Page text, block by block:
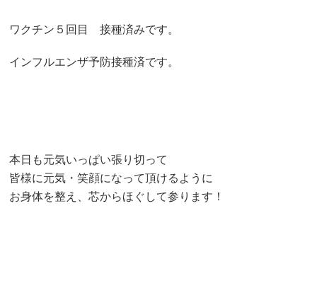
ワクチン５回目 接種済みです。
インフルエンザ予防接種済です。
本日も元気いっぱい張り切って
皆様に元気・笑顔になって頂けるように
お身体を整え、芯からほぐして参ります！